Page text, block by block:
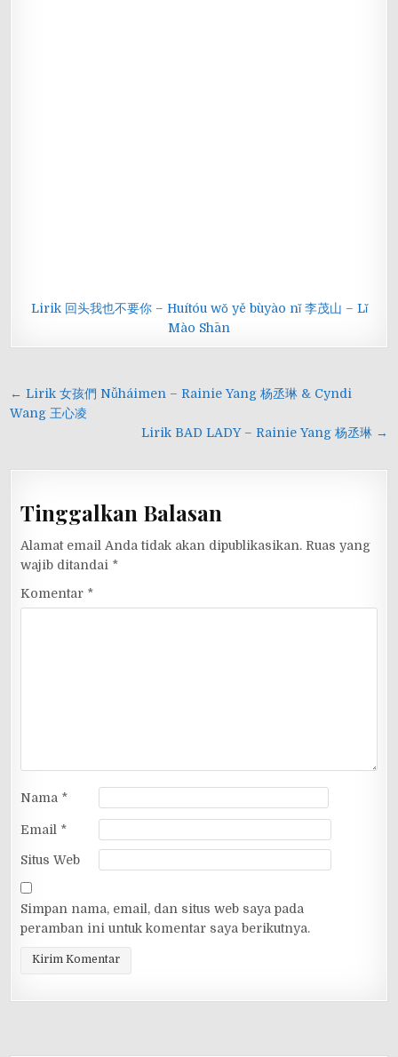
Lirik 回头我也不要你 – Huítóu wǒ yě bùyào nǐ 李茂山 – Lǐ
Mào Shān
Navigasi
pos
← Lirik 女孩們 Nǚháimen – Rainie Yang 杨丞琳 & Cyndi
Wang 王心凌
Lirik BAD LADY – Rainie Yang 杨丞琳 →
Tinggalkan Balasan
Alamat email Anda tidak akan dipublikasikan. Ruas yang
wajib ditandai *
Komentar *
Nama *
Email *
Situs Web
Simpan nama, email, dan situs web saya pada
peramban ini untuk komentar saya berikutnya.